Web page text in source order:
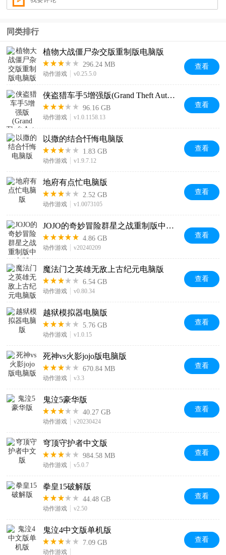
同类排行
植物大战僵尸杂交版重制版电脑版
296.24 MB
动作游戏 v0.25.5.0
查看
侠盗猎车手5增强版(Grand Theft Auto V Enhanced)
96.16 GB
动作游戏 v1.0.1158.13
查看
以撒的结合忏悔电脑版
1.83 GB
动作游戏 v1.9.7.12
查看
地府有点忙电脑版
2.52 GB
动作游戏 v1.0073105
查看
JOJO的奇妙冒险群星之战重制版中文版
4.86 GB
动作游戏 v20240209
查看
魔法门之英雄无敌上古纪元电脑版
6.54 GB
动作游戏 v0.80.34
查看
越狱模拟器电脑版
5.76 GB
动作游戏 v1.0.15
查看
死神vs火影jojo版电脑版
670.84 MB
动作游戏 v3.3
查看
鬼泣5豪华版
40.27 GB
动作游戏 v20230424
查看
穹顶守护者中文版
984.58 MB
动作游戏 v5.0.7
查看
拳皇15破解版
44.48 GB
动作游戏 v2.50
查看
鬼泣4中文版单机版
7.09 GB
动作游戏
查看